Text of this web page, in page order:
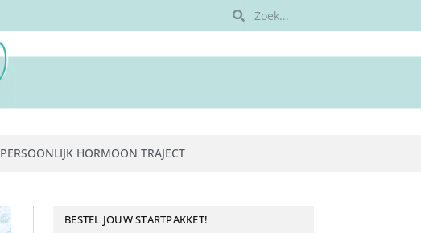
PERSOONLIJK HORMOON TRAJECT
BESTEL JOUW STARTPAKKET!